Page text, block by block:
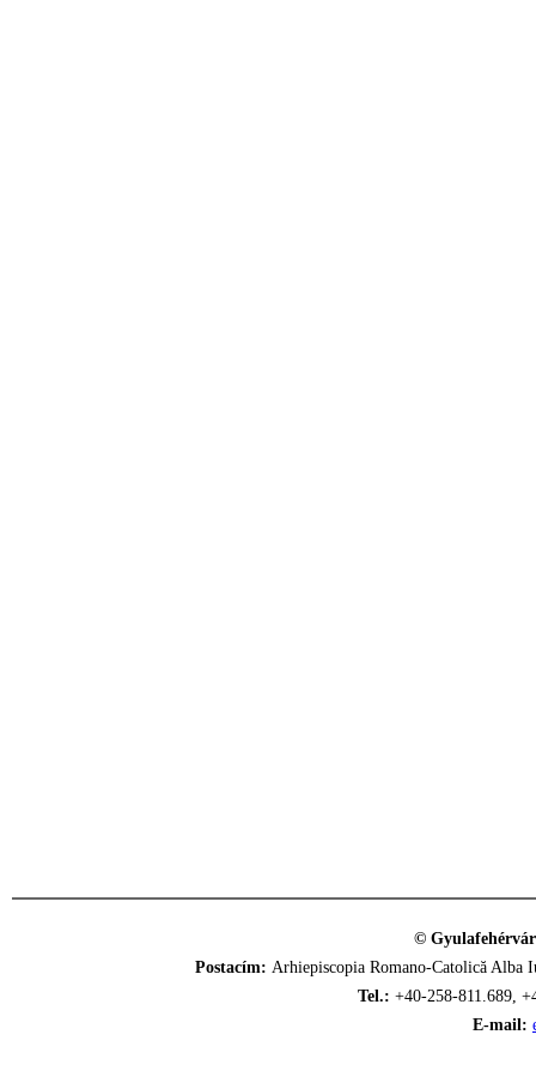
©
Postacím: Arhiepiscopia Romano-Catolică
Tel.: +40-258-811.689,
E-mail: